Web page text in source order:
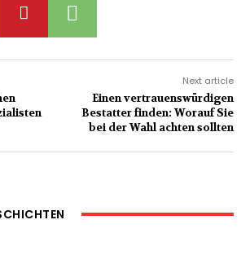
Next article
Einen vertrauenswürdigen
Bestatter finden: Worauf Sie
bei der Wahl achten sollten